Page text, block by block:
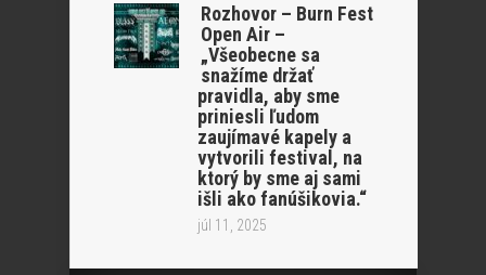
Rozhovor – Burn Fest
Open Air –
„Všeobecne sa
snažíme držať
pravidla, aby sme
priniesli ľudom
zaujímavé kapely a
vytvorili festival, na
ktorý by sme aj sami
išli ako fanúšikovia.“
júl 11, 2025